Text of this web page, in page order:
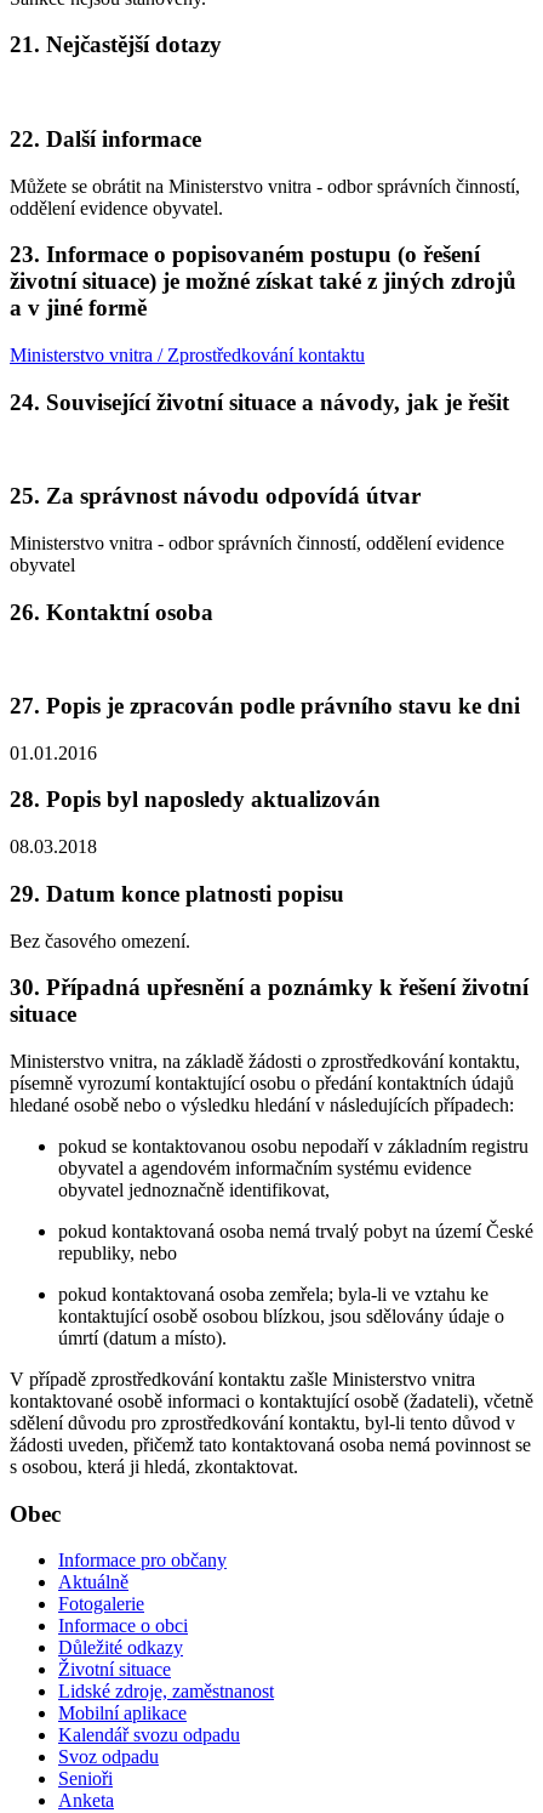
21. Nejčastější dotazy
22. Další informace
Můžete se obrátit na Ministerstvo vnitra - odbor správních činností,
oddělení evidence obyvatel.
23. Informace o popisovaném postupu (o řešení
životní situace) je možné získat také z jiných zdrojů
a v jiné formě
Ministerstvo vnitra / Zprostředkování kontaktu
24. Související životní situace a návody, jak je řešit
25. Za správnost návodu odpovídá útvar
Ministerstvo vnitra - odbor správních činností, oddělení evidence
obyvatel
26. Kontaktní osoba
27. Popis je zpracován podle právního stavu ke dni
01.01.2016
28. Popis byl naposledy aktualizován
08.03.2018
29. Datum konce platnosti popisu
Bez časového omezení.
30. Případná upřesnění a poznámky k řešení životní
situace
Ministerstvo vnitra, na základě žádosti o zprostředkování kontaktu,
písemně vyrozumí kontaktující osobu o předání kontaktních údajů
hledané osobě nebo o výsledku hledání v následujících případech:
pokud se kontaktovanou osobu nepodaří v základním registru
obyvatel a agendovém informačním systému evidence
obyvatel jednoznačně identifikovat,
pokud kontaktovaná osoba nemá trvalý pobyt na území České
republiky, nebo
pokud kontaktovaná osoba zemřela; byla-li ve vztahu ke
kontaktující osobě osobou blízkou, jsou sdělovány údaje o
úmrtí (datum a místo).
V případě zprostředkování kontaktu zašle Ministerstvo vnitra
kontaktované osobě informaci o kontaktující osobě (žadateli), včetně
sdělení důvodu pro zprostředkování kontaktu, byl-li tento důvod v
žádosti uveden, přičemž tato kontaktovaná osoba nemá povinnost se
s osobou, která ji hledá, zkontaktovat.
Obec
Informace pro občany
Aktuálně
Fotogalerie
Informace o obci
Důležité odkazy
Životní situace
Lidské zdroje, zaměstnanost
Mobilní aplikace
Kalendář svozu odpadu
Svoz odpadu
Senioři
Anketa